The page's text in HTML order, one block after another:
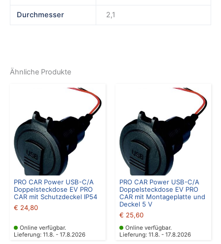
Durchmesser 2,1
Ähnliche Produkte
PRO CAR Power USB-C/A
Doppelsteckdose EV PRO
CAR mit Schutzdeckel IP54
€ 24,80
Online verfügbar.
Lieferung: 11.8. - 17.8.2026
PRO CAR Power USB-C/A
Doppelsteckdose EV PRO
CAR mit Montageplatte und
Deckel 5 V
€ 25,60
Online verfügbar.
Lieferung: 11.8. - 17.8.2026